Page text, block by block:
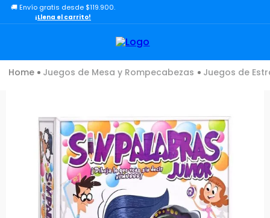
🚚 Envío gratis desde $119.900.
¡Llena el carrito!
Juegos de Mesa y Rompecabezas Juegos de
TÉRMINOS MÁS BUSCADOS
3.
carro
minix figuras
minix maradona
peluche
sonic
dinosaurio